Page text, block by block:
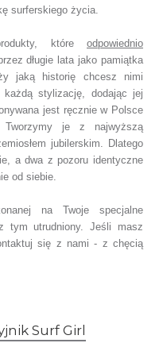
surferskiego życia.
które odpowiednio
długie lata jako pamiątka
jaką historię chcesz nimi
każdą stylizację, dodając jej
jest ręcznie w Polsce
Tworzymy je z najwyższą
jubilerskim. Dlatego
a dwa z pozoru identyczne
od siebie.
na Twoje specjalne
tym utrudniony. Jeśli masz
się z nami - z chęcią
Surf Girl